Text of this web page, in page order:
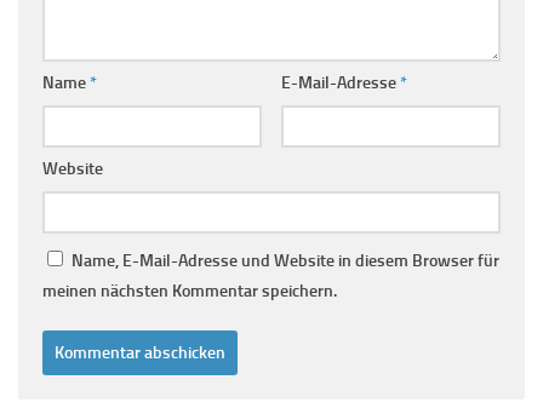
Name* E-Mail-Adresse*
Website
Name, E-Mail-Adresse und Website in diesem Browser für
meinen nächsten Kommentar speichern.